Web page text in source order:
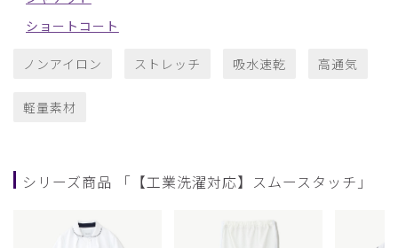
ショートコート
ノンアイロン ストレッチ 吸水速乾 高通気
軽量素材
シリーズ商品 「【工業洗濯対応】スムースタッチ」